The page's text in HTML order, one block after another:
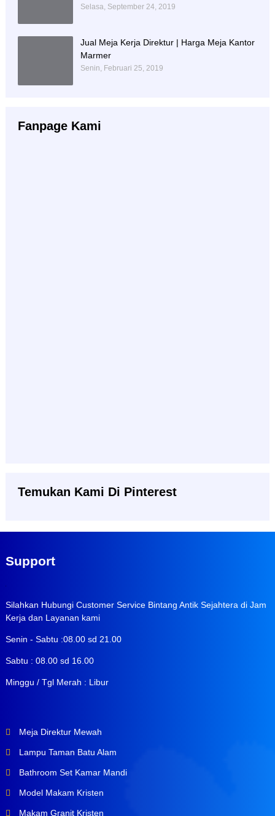
Selasa, September 24, 2019
Jual Meja Kerja Direktur | Harga Meja Kantor
Marmer
Senin, Februari 25, 2019
Fanpage Kami
Temukan Kami Di Pinterest
Support
Silahkan Hubungi Customer Service Bintang Antik Sejahtera di Jam
Kerja dan Layanan kami
Senin - Sabtu :08.00 sd 21.00
Sabtu : 08.00 sd 16.00
Minggu / Tgl Merah : Libur
Meja Direktur Mewah
Lampu Taman Batu Alam
Bathroom Set Kamar Mandi
Model Makam Kristen
Makam Granit Kristen